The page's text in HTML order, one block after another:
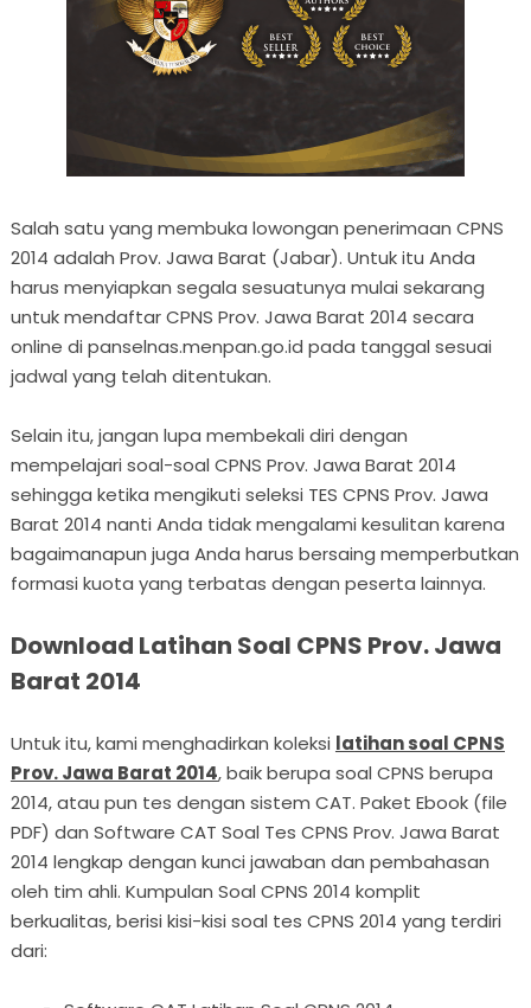
Salah satu yang membuka lowongan penerimaan CPNS
2014 adalah Prov. Jawa Barat (Jabar). Untuk itu Anda
harus menyiapkan segala sesuatunya mulai sekarang
untuk mendaftar CPNS Prov. Jawa Barat 2014 secara
online di panselnas.menpan.go.id pada tanggal sesuai
jadwal yang telah ditentukan.
Selain itu, jangan lupa membekali diri dengan
mempelajari soal-soal CPNS Prov. Jawa Barat 2014
sehingga ketika mengikuti seleksi TES CPNS Prov. Jawa
Barat 2014 nanti Anda tidak mengalami kesulitan karena
bagaimanapun juga Anda harus bersaing memperbutkan
formasi kuota yang terbatas dengan peserta lainnya.
Download Latihan Soal CPNS Prov. Jawa
Barat 2014
Untuk itu, kami menghadirkan koleksi latihan soal CPNS
Prov. Jawa Barat 2014, baik berupa soal CPNS berupa
2014, atau pun tes dengan sistem CAT. Paket Ebook (file
PDF) dan Software CAT Soal Tes CPNS Prov. Jawa Barat
2014 lengkap dengan kunci jawaban dan pembahasan
oleh tim ahli. Kumpulan Soal CPNS 2014 komplit
berkualitas, berisi kisi-kisi soal tes CPNS 2014 yang terdiri
dari: